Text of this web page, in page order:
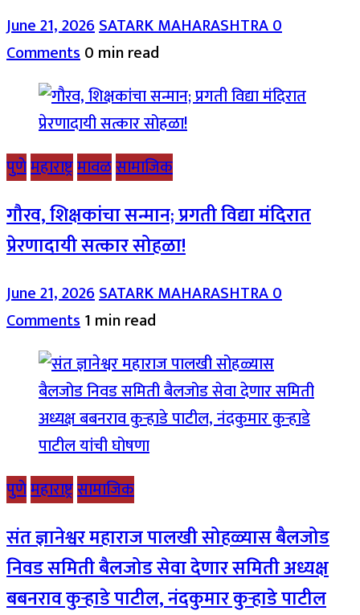
June 21, 2026SATARK MAHARASHTRA0
Comments0 min read
पुणेमहाराष्ट्रमावळसामाजिक
गौरव, शिक्षकांचा सन्मान; प्रगती विद्या मंदिरात
प्रेरणादायी सत्कार सोहळा!
June 21, 2026SATARK MAHARASHTRA0
Comments1 min read
पुणेमहाराष्ट्रसामाजिक
संत ज्ञानेश्वर महाराज पालखी सोहळ्यास बैलजोड
निवड समिती बैलजोड सेवा देणार समिती अध्यक्ष
बबनराव कुऱ्हाडे पाटील, नंदकुमार कुऱ्हाडे पाटील